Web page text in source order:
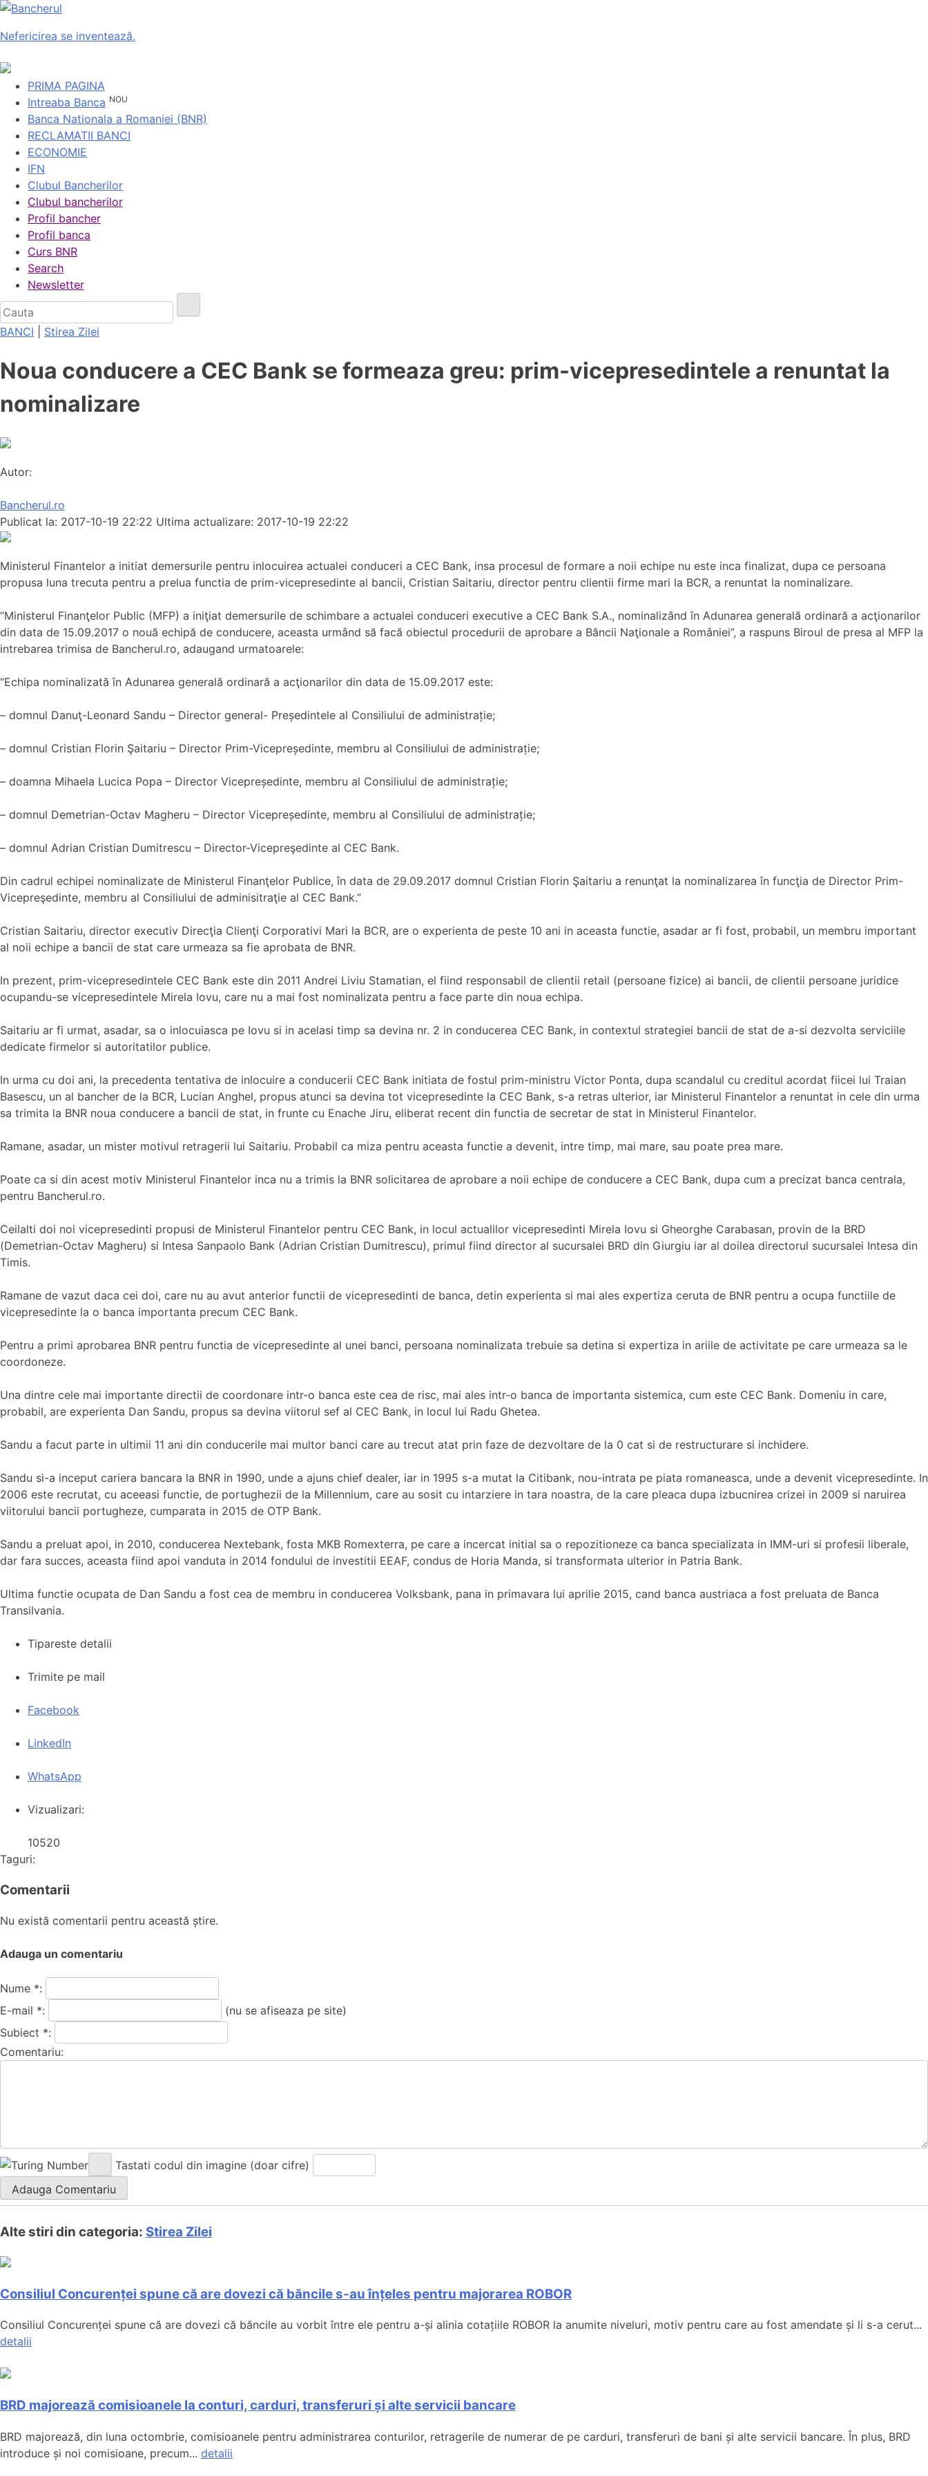
Nefericirea se inventează.
PRIMA PAGINA
Intreaba Banca NOU
Banca Nationala a Romaniei (BNR)
RECLAMATII BANCI
ECONOMIE
IFN
Clubul Bancherilor
Clubul bancherilor
Profil bancher
Profil banca
Curs BNR
Search
Newsletter
BANCI Stirea Zilei
Noua conducere a CEC Bank se formeaza greu: prim-vicepresedintele a renuntat la
nominalizare
Autor:
Bancherul.ro
Publicat la: 2017-10-19 22:22 Ultima actualizare: 2017-10-19 22:22
Ministerul Finantelor a initiat demersurile pentru inlocuirea actualei conduceri a CEC Bank, insa procesul de formare a noii echipe nu este inca finalizat, dupa ce persoana
propusa luna trecuta pentru a prelua functia de prim-vicepresedinte al bancii, Cristian Saitariu, director pentru clientii firme mari la BCR, a renuntat la nominalizare.
“Ministerul Finanţelor Public (MFP) a iniţiat demersurile de schimbare a actualei conduceri executive a CEC Bank S.A., nominalizând în Adunarea generală ordinară a acţionarilor
din data de 15.09.2017 o nouă echipă de conducere, aceasta urmând să facă obiectul procedurii de aprobare a Băncii Naţionale a României”, a raspuns Biroul de presa al MFP la
intrebarea trimisa de Bancherul.ro, adaugand urmatoarele:
“Echipa nominalizată în Adunarea generală ordinară a acţionarilor din data de 15.09.2017 este:
– domnul Danuţ-Leonard Sandu – Director general- Președintele al Consiliului de administrație;
– domnul Cristian Florin Şaitariu – Director Prim-Vicepreședinte, membru al Consiliului de administrație;
– doamna Mihaela Lucica Popa – Director Vicepreședinte, membru al Consiliului de administrație;
– domnul Demetrian-Octav Magheru – Director Vicepreședinte, membru al Consiliului de administrație;
– domnul Adrian Cristian Dumitrescu – Director-Vicepreşedinte al CEC Bank.
Din cadrul echipei nominalizate de Ministerul Finanţelor Publice, în data de 29.09.2017 domnul Cristian Florin Şaitariu a renunţat la nominalizarea în funcţia de Director Prim-
Vicepreşedinte, membru al Consiliului de adminisitraţie al CEC Bank.”
Cristian Saitariu, director executiv Direcţia Clienţi Corporativi Mari la BCR, are o experienta de peste 10 ani in aceasta functie, asadar ar fi fost, probabil, un membru important
al noii echipe a bancii de stat care urmeaza sa fie aprobata de BNR.
In prezent, prim-vicepresedintele CEC Bank este din 2011 Andrei Liviu Stamatian, el fiind responsabil de clientii retail (persoane fizice) ai bancii, de clientii persoane juridice
ocupandu-se vicepresedintele Mirela Iovu, care nu a mai fost nominalizata pentru a face parte din noua echipa.
Saitariu ar fi urmat, asadar, sa o inlocuiasca pe Iovu si in acelasi timp sa devina nr. 2 in conducerea CEC Bank, in contextul strategiei bancii de stat de a-si dezvolta serviciile
dedicate firmelor si autoritatilor publice.
In urma cu doi ani, la precedenta tentativa de inlocuire a conducerii CEC Bank initiata de fostul prim-ministru Victor Ponta, dupa scandalul cu creditul acordat fiicei lui Traian
Basescu, un al bancher de la BCR, Lucian Anghel, propus atunci sa devina tot vicepresedinte la CEC Bank, s-a retras ulterior, iar Ministerul Finantelor a renuntat in cele din urma
sa trimita la BNR noua conducere a bancii de stat, in frunte cu Enache Jiru, eliberat recent din functia de secretar de stat in Ministerul Finantelor.
Ramane, asadar, un mister motivul retragerii lui Saitariu. Probabil ca miza pentru aceasta functie a devenit, intre timp, mai mare, sau poate prea mare.
Poate ca si din acest motiv Ministerul Finantelor inca nu a trimis la BNR solicitarea de aprobare a noii echipe de conducere a CEC Bank, dupa cum a precizat banca centrala,
pentru Bancherul.ro.
Ceilalti doi noi vicepresedinti propusi de Ministerul Finantelor pentru CEC Bank, in locul actualilor vicepresedinti Mirela Iovu si Gheorghe Carabasan, provin de la BRD
(Demetrian-Octav Magheru) si Intesa Sanpaolo Bank (Adrian Cristian Dumitrescu), primul fiind director al sucursalei BRD din Giurgiu iar al doilea directorul sucursalei Intesa din
Timis.
Ramane de vazut daca cei doi, care nu au avut anterior functii de vicepresedinti de banca, detin experienta si mai ales expertiza ceruta de BNR pentru a ocupa functiile de
vicepresedinte la o banca importanta precum CEC Bank.
Pentru a primi aprobarea BNR pentru functia de vicepresedinte al unei banci, persoana nominalizata trebuie sa detina si expertiza in ariile de activitate pe care urmeaza sa le
coordoneze.
Una dintre cele mai importante directii de coordonare intr-o banca este cea de risc, mai ales intr-o banca de importanta sistemica, cum este CEC Bank. Domeniu in care,
probabil, are experienta Dan Sandu, propus sa devina viitorul sef al CEC Bank, in locul lui Radu Ghetea.
Sandu a facut parte in ultimii 11 ani din conducerile mai multor banci care au trecut atat prin faze de dezvoltare de la 0 cat si de restructurare si inchidere.
Sandu si-a inceput cariera bancara la BNR in 1990, unde a ajuns chief dealer, iar in 1995 s-a mutat la Citibank, nou-intrata pe piata romaneasca, unde a devenit vicepresedinte. In
2006 este recrutat, cu aceeasi functie, de portughezii de la Millennium, care au sosit cu intarziere in tara noastra, de la care pleaca dupa izbucnirea crizei in 2009 si naruirea
viitorului bancii portugheze, cumparata in 2015 de OTP Bank.
Sandu a preluat apoi, in 2010, conducerea Nextebank, fosta MKB Romexterra, pe care a incercat initial sa o repozitioneze ca banca specializata in IMM-uri si profesii liberale,
dar fara succes, aceasta fiind apoi vanduta in 2014 fondului de investitii EEAF, condus de Horia Manda, si transformata ulterior in Patria Bank.
Ultima functie ocupata de Dan Sandu a fost cea de membru in conducerea Volksbank, pana in primavara lui aprilie 2015, cand banca austriaca a fost preluata de Banca
Transilvania.
Tipareste detalii
Trimite pe mail
Facebook
LinkedIn
WhatsApp
Vizualizari:
10520
Taguri:
Comentarii
Nu există comentarii pentru această știre.
Adauga un comentariu
Nume *:
E-mail *:
(nu se afiseaza pe site)
Subiect *:
Comentariu:
Tastati codul din imagine (doar cifre)
Alte stiri din categoria: Stirea Zilei
Consiliul Concurenței spune că are dovezi că băncile s-au înțeles pentru majorarea ROBOR
Consiliul Concurenței spune că are dovezi că băncile au vorbit între ele pentru a-și alinia cotațiile ROBOR la anumite niveluri, motiv pentru care au fost amendate și li s-a cerut...
detalii
BRD majorează comisioanele la conturi, carduri, transferuri și alte servicii bancare
BRD majorează, din luna octombrie, comisioanele pentru administrarea conturilor, retragerile de numerar de pe carduri, transferuri de bani și alte servicii bancare. În plus, BRD
introduce și noi comisioane, precum... detalii